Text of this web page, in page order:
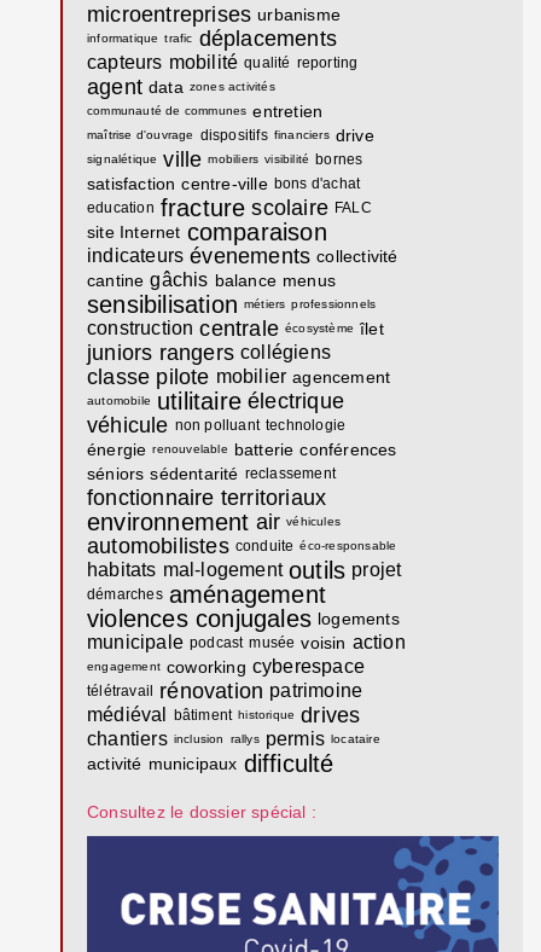
microentreprises urbanisme
informatique trafic déplacements
capteurs mobilité qualité reporting
agent data zones activités
communauté de communes entretien
maîtrise d'ouvrage dispositifs financiers drive
signalétique ville mobiliers visibilité bornes
satisfaction centre-ville bons d'achat
education fracture scolaire FALC
site Internet comparaison
indicateurs évenements collectivité
cantine gâchis balance menus
sensibilisation métiers professionnels
construction centrale écosystème îlet
juniors rangers collégiens
classe pilote mobilier agencement
automobile utilitaire électrique
véhicule non polluant technologie
énergie renouvelable batterie conférences
séniors sédentarité reclassement
fonctionnaire territoriaux
environnement air véhicules
automobilistes conduite éco-responsable
habitats mal-logement outils projet
démarches aménagement
violences conjugales logements
municipale podcast musée voisin action
engagement coworking cyberespace
télétravail rénovation patrimoine
médiéval
bâtiment historique drives
chantiers inclusion rallys permis locataire
activité municipaux difficulté
Consultez le dossier spécial :